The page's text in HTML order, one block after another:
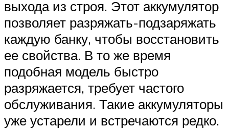
выхода из строя. Этот аккумулятор
позволяет разряжать-подзаряжать
каждую банку, чтобы восстановить
ее свойства. В то же время
подобная модель быстро
разряжается, требует частого
обслуживания. Такие аккумуляторы
уже устарели и встречаются редко.